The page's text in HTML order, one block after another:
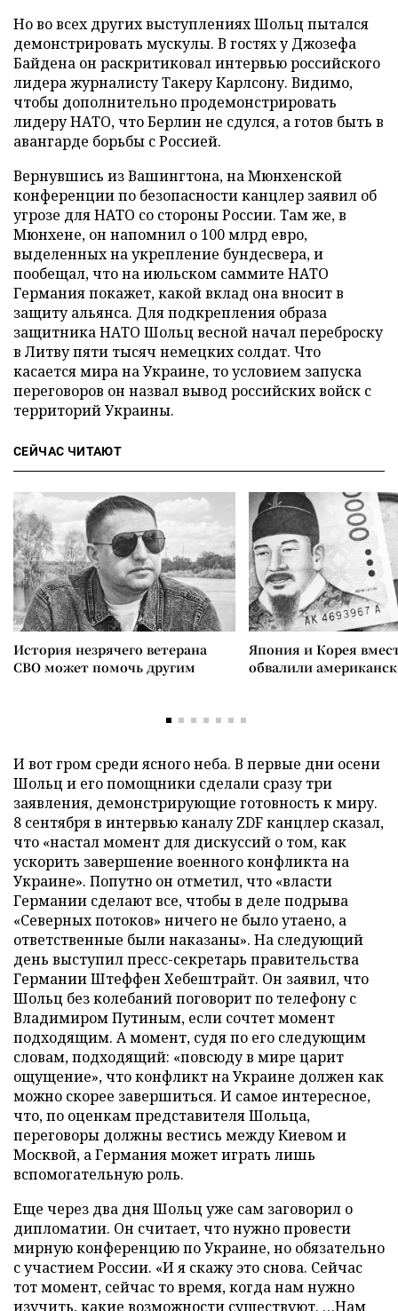
Но во всех других выступлениях Шольц пытался
демонстрировать мускулы. В гостях у Джозефа
Байдена он раскритиковал интервью российского
лидера журналисту Такеру Карлсону. Видимо,
чтобы дополнительно продемонстрировать
лидеру НАТО, что Берлин не сдулся, а готов быть в
авангарде борьбы с Россией.
Вернувшись из Вашингтона, на Мюнхенской
конференции по безопасности канцлер заявил об
угрозе для НАТО со стороны России. Там же, в
Мюнхене, он напомнил о 100 млрд евро,
выделенных на укрепление бундесвера, и
пообещал, что на июльском саммите НАТО
Германия покажет, какой вклад она вносит в
защиту альянса. Для подкрепления образа
защитника НАТО Шольц весной начал переброску
в Литву пяти тысяч немецких солдат. Что
касается мира на Украине, то условием запуска
переговоров он назвал вывод российских войск с
территорий Украины.
СЕЙЧАС ЧИТАЮТ
История незрячего ветерана
СВО может помочь другим
Япония и Корея
обвалили
И вот гром среди ясного неба. В первые дни осени
Шольц и его помощники сделали сразу три
заявления, демонстрирующие готовность к миру.
8 сентября в интервью каналу ZDF канцлер сказал,
что «настал момент для дискуссий о том, как
ускорить завершение военного конфликта на
Украине». Попутно он отметил, что «власти
Германии сделают все, чтобы в деле подрыва
«Северных потоков» ничего не было утаено, а
ответственные были наказаны». На следующий
день выступил пресс-секретарь правительства
Германии Штеффен Хебештрайт. Он заявил, что
Шольц без колебаний поговорит по телефону с
Владимиром Путиным, если сочтет момент
подходящим. А момент, судя по его следующим
словам, подходящий: «повсюду в мире царит
ощущение», что конфликт на Украине должен как
можно скорее завершиться. И самое интересное,
что, по оценкам представителя Шольца,
переговоры должны вестись между Киевом и
Москвой, а Германия может играть лишь
вспомогательную роль.
Еще через два дня Шольц уже сам заговорил о
дипломатии. Он считает, что нужно провести
мирную конференцию по Украине, но обязательно
с участием России. «И я скажу это снова. Сейчас
тот момент, сейчас то время, когда нам нужно
изучить, какие возможности существуют. …Нам